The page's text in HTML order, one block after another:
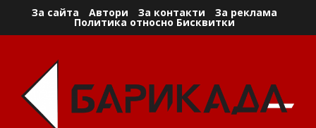
За сайта Автори За контакти За реклама
Политика относно Бисквитки